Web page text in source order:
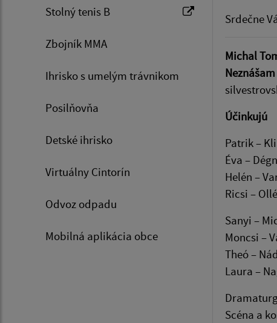
Stolný tenis B
Zbojník MMA
Ihrisko s umelým trávnikom
Posilňovňa
Detské ihrisko
Virtuálny Cintorín
Odvoz odpadu
Mobilná aplikácia obce
Srdečne
Michal
Účinkujú
Patrik –
Éva –
Helén –
Ricsi –
Sanyi –
Moncsi –
Theó –
Laura –
Scéna a